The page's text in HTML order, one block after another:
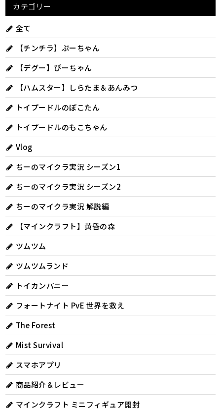
カテゴリー
全て
【チンチラ】ぷーちゃん
【デグー】ぴーちゃん
【ハムスター】しらたま＆あんみつ
トイプードルのぽこたん
トイプードルのもこちゃん
Vlog
ちーのマイクラ実況 シーズン1
ちーのマイクラ実況 シーズン2
ちーのマイクラ実況 解説編
【マインクラフト】黄昏の森
ツムツム
ツムツムランド
トイカンパニー
フォートナイト PvE 世界を救え
The Forest
Mist Survival
スマホアプリ
商品紹介＆レビュー
マインクラフト ミニフィギュア開封